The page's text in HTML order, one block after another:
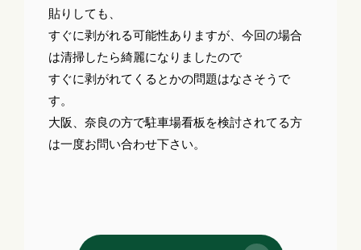
貼りしても、
すぐに剥がれる可能性ありますが、今回の場合
は清掃したら綺麗になりましたので
すぐに剥がれてくるとかの問題はなさそうで
す。
大阪、奈良の方で駐車場看板を検討されてる方
は一度お問い合わせ下さい。